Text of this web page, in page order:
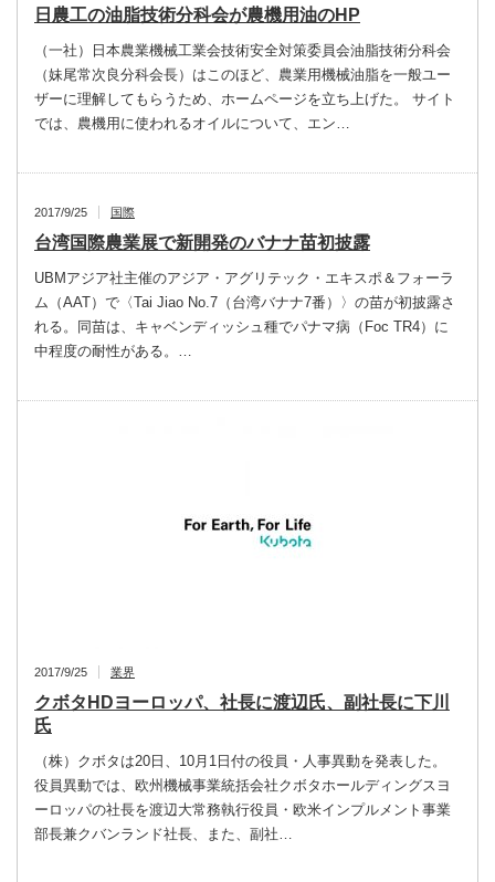
日農工の油脂技術分科会が農機用油のHP
（一社）日本農業機械工業会技術安全対策委員会油脂技術分科会
（妹尾常次良分科会長）はこのほど、農業用機械油脂を一般ユー
ザーに理解してもらうため、ホームページを立ち上げた。 サイト
では、農機用に使われるオイルについて、エン…
2017/9/25 国際
台湾国際農業展で新開発のバナナ苗初披露
UBMアジア社主催のアジア・アグリテック・エキスポ＆フォーラ
ム（AAT）で〈Tai Jiao No.7（台湾バナナ7番）〉の苗が初披露さ
れる。同苗は、キャベンディッシュ種でパナマ病（Foc TR4）に
中程度の耐性がある。…
2017/9/25 業界
クボタHDヨーロッパ、社長に渡辺氏、副社長に下川
氏
（株）クボタは20日、10月1日付の役員・人事異動を発表した。
役員異動では、欧州機械事業統括会社クボタホールディングスヨ
ーロッパの社長を渡辺大常務執行役員・欧米インプルメント事業
部長兼クバンランド社長、また、副社…